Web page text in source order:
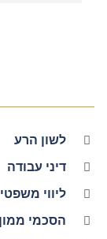
לשון הרע
דיני עבודה
ליווי
הסכמי ממון